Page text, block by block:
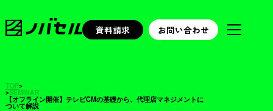
資料請求 お問い合わせ
TOP>
>SEMINAR
【オフライン開催】テレビCMの基礎から、代理店マネジメントに
ついて解説